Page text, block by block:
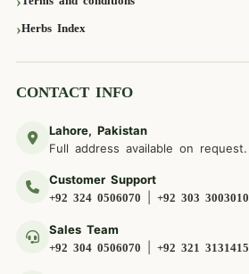
Herbs Index
CONTACT INFO
Lahore, Pakistan
Full address available on request.
Customer Support
+92 324 0506070 +92 303 3003010
Sales Team
+92 304 0506070 +92 321 3131415